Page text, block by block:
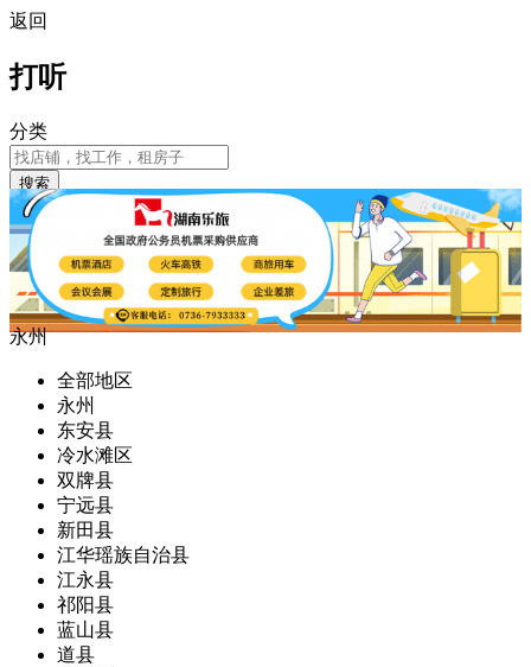
返回
打听
分类
搜索
永州
全部地区
永州
东安县
冷水滩区
双牌县
宁远县
新田县
江华瑶族自治县
江永县
祁阳县
蓝山县
道县